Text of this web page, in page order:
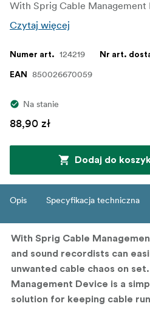
Czytaj więcej
Numer art. 124219 Nr art.
EAN 850026670059
Na stanie
88,90 zł
Dodaj do
Opis Specyfikacja techniczna
With Sprig Cable
and sound recordists can
unwanted cable chaos on
Management Device is a
solution for keeping cable